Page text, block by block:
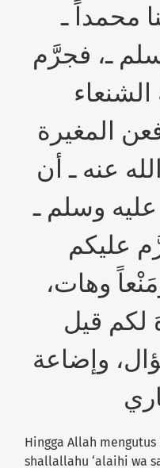
محمداً ـ
ـ، فجرَّم
المغيرة
عنه ـ أن
عليه وسلم ـ
عليكم
وهات،
لكم قيل
وإضاعة
Hingga Allah
shallallahu ‘alaihi wa